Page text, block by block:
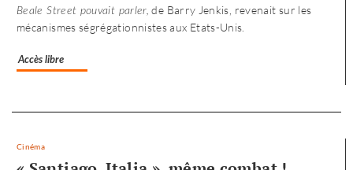
»
Beale Street pouvait parler, de Barry Jenkis, revenait sur les
mécanismes ségrégationnistes aux Etats-Unis.
Accès libre
Separateur
Cinéma